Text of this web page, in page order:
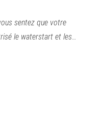
sentez que votre
le waterstart et les…